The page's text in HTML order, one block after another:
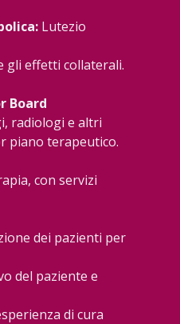
Lutezio
gli effetti collaterali.
Board
radiologi e altri
piano terapeutico.
con servizi
dei pazienti per
del paziente e
di cura